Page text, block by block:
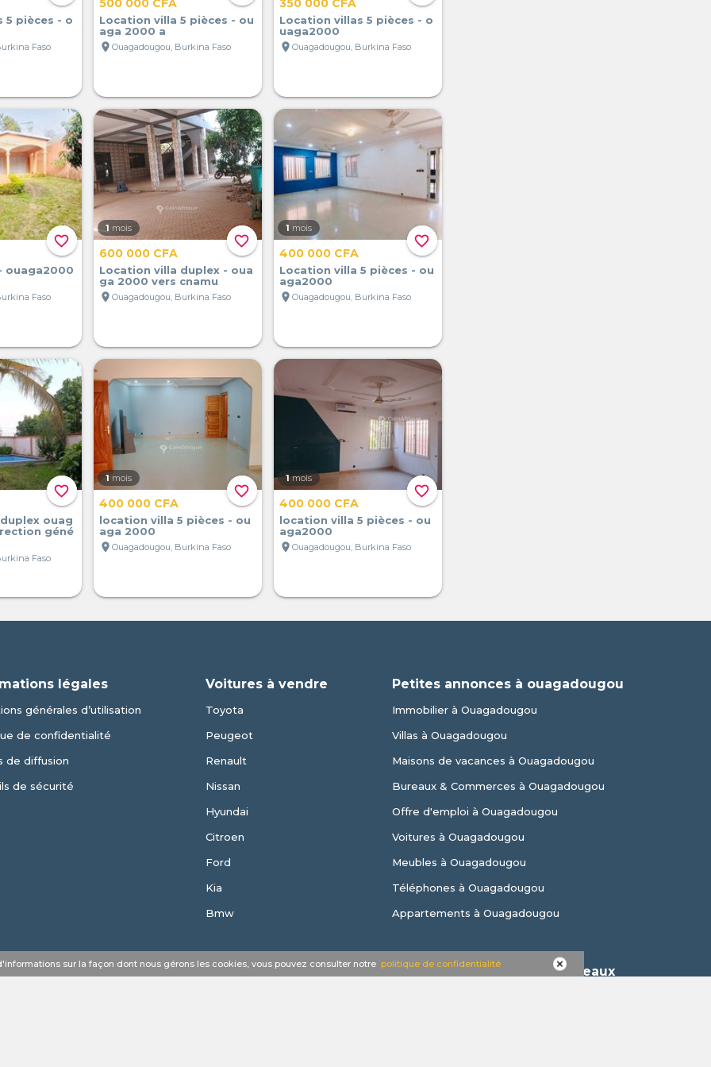
5 pièces - o
Faso
500 000 CFA
Location villa 5 pièces - ou
aga 2000 a
location_on Ouagadougou, Burkina Faso
350 000 CFA
Location villas 5 pièces - o
uaga2000
location_on Ouagadougou, Burkina Faso
favorite_border
ouaga2000
Faso
favorite_border
1 mois
600 000 CFA
Location villa duplex - oua
ga 2000 vers cnamu
location_on Ouagadougou, Burkina Faso
favorite_border
1 mois
400 000 CFA
Location villa 5 pièces - ou
aga2000
location_on Ouagadougou, Burkina Faso
favorite_border
ouag
géné
Faso
favorite_border
1 mois
400 000 CFA
location villa 5 pièces - ou
aga 2000
location_on Ouagadougou, Burkina Faso
favorite_border
1 mois
400 000 CFA
location villa 5 pièces - ou
aga2000
location_on Ouagadougou, Burkina Faso
sur la façon dont nous gérons les cookies, vous pouvez consulter notre politique de confidentialité
légales
générales d’utilisation
de confidentialité
de diffusion
de sécurité
Voitures à vendre
Toyota
Peugeot
Renault
Nissan
Hyundai
Citroen
Ford
Kia
Bmw
Petites annonces à ouagadougou
Immobilier à Ouagadougou
Villas à Ouagadougou
Maisons de vacances à Ouagadougou
Bureaux & Commerces à Ouagadougou
Offre d'emploi à Ouagadougou
Voitures à Ouagadougou
Meubles à Ouagadougou
Téléphones à Ouagadougou
Appartements à Ouagadougou
Nous suivre sur les réseaux